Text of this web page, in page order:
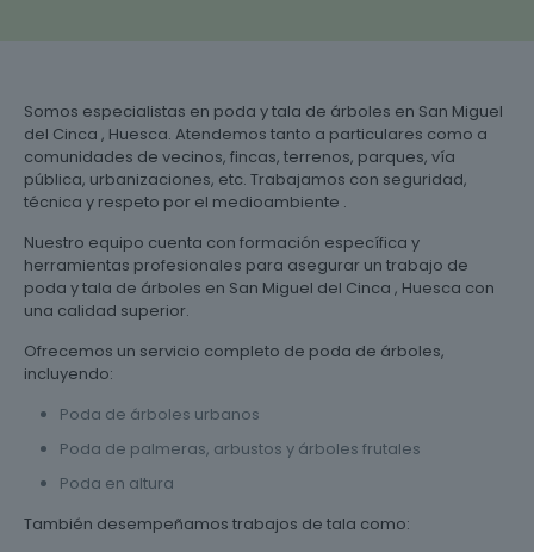
Somos especialistas en poda y tala de árboles en San Miguel
del Cinca , Huesca. Atendemos tanto a particulares como a
comunidades de vecinos, fincas, terrenos, parques, vía
pública, urbanizaciones, etc. Trabajamos con seguridad,
técnica y respeto por el medioambiente .
Nuestro equipo cuenta con formación específica y
herramientas profesionales para asegurar un trabajo de
poda y tala de árboles en San Miguel del Cinca , Huesca con
una calidad superior.
Ofrecemos un servicio completo de poda de árboles,
incluyendo:
Poda de árboles urbanos
Poda de palmeras, arbustos y árboles frutales
Poda en altura
También desempeñamos trabajos de tala como: